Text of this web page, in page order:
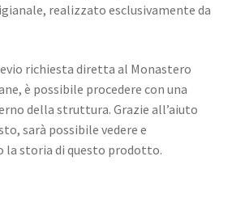
realizzato esclusivamente da
richiesta diretta al Monastero
è possibile procedere con una
della struttura. Grazie all’aiuto
sarà possibile vedere e
la storia di questo prodotto.